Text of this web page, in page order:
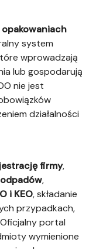
system
wprowadzają
lub gospodarują
nie jest
działalności
firmy,
,
i KEO, składanie
przypadkach,
portal
wymienione